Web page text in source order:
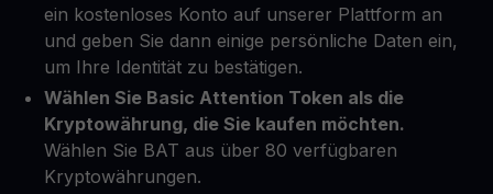
ein kostenloses Konto auf unserer Plattform an
und geben Sie dann einige persönliche Daten ein,
um Ihre Identität zu bestätigen.
Wählen Sie Basic Attention Token als die
Kryptowährung, die Sie kaufen möchten.
Wählen Sie BAT aus über 80 verfügbaren
Kryptowährungen.